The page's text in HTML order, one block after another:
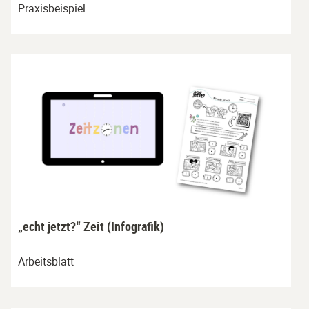
Praxisbeispiel
„echt jetzt?“ Zeit (Infografik)
Arbeitsblatt